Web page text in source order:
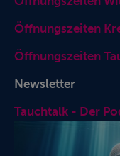
Öffnungszeiten
Öffnungszeiten
Newsletter
Tauchtalk - Der